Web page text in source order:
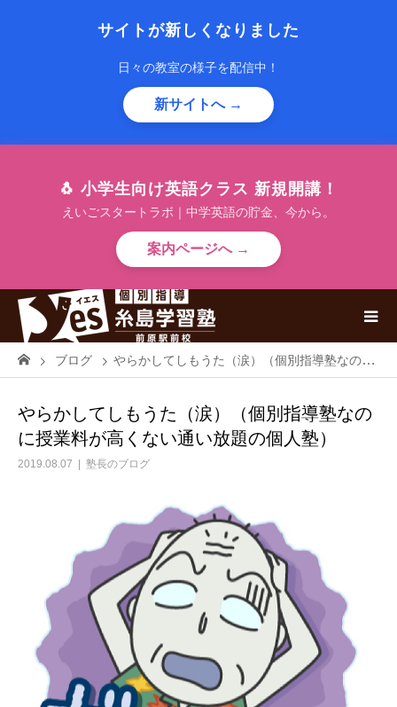
サイトが新しくなりました
日々の教室の様子を配信中！
新サイトへ →
🐧 小学生向け英語クラス 新規開講！
えいごスタートラボ｜中学英語の貯金、今から。
案内ページへ →
ブログ やらかしてしもうた（涙）（個別指導塾なのに授業料が高くない通い放題の個人塾）
やらかしてしもうた（涙）（個別指導塾なの
に授業料が高くない通い放題の個人塾）
2019.08.07 塾長のブログ